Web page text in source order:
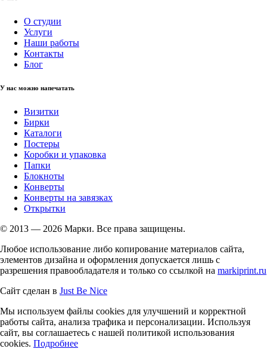
О студии
Услуги
Наши работы
Контакты
Блог
У нас можно напечатать
Визитки
Бирки
Каталоги
Постеры
Коробки и упаковка
Папки
Блокноты
Конверты
Конверты на завязках
Открытки
© 2013 — 2026 Марки. Все права защищены.
Любое использование либо копирование материалов сайта,
элементов дизайна и оформления допускается лишь с
разрешения правообладателя и только со ссылкой на markiprint.ru
Сайт сделан в Just Be Nice
Мы используем файлы cookies для улучшений и корректной
работы сайта, анализа трафика и персонализации. Используя
сайт, вы соглашаетесь с нашей политикой использования
cookies. Подробнее